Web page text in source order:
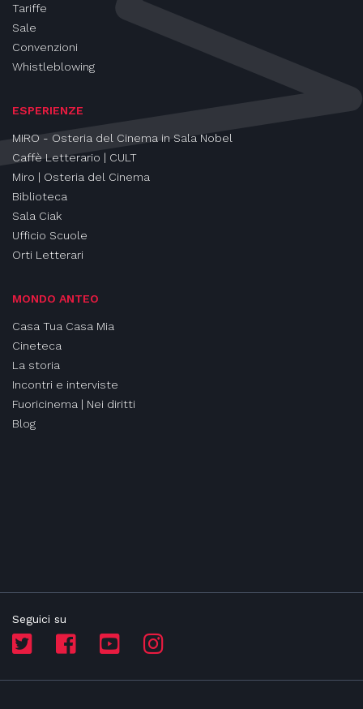
Tariffe
Sale
Convenzioni
Whistleblowing
ESPERIENZE
MIRO - Osteria del Cinema in Sala Nobel
Caffè Letterario | CULT
Miro | Osteria del Cinema
Biblioteca
Sala Ciak
Ufficio Scuole
Orti Letterari
MONDO ANTEO
Casa Tua Casa Mia
Cineteca
La storia
Incontri e interviste
Fuoricinema | Nei diritti
Blog
Seguici su